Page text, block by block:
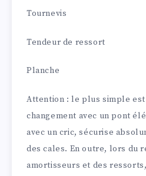
Tournevis
Tendeur de ressort
Planche
Attention : le plus simple
changement avec un pont
avec un cric, sécurise
des cales. En outre, lors du
amortisseurs et des